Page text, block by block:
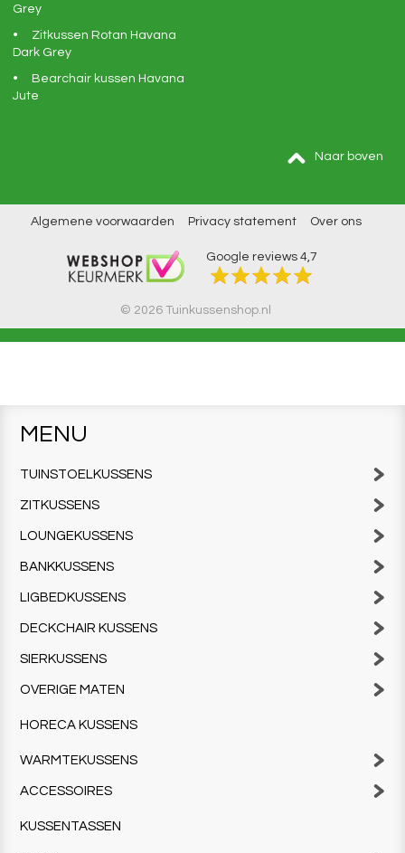
Grey
Zitkussen Rotan Havana
Dark Grey
Bearchair kussen Havana
Jute
Naar boven
Algemene voorwaarden Privacy statement Over ons
Google reviews 4,7
© 2026 Tuinkussenshop.nl
MENU
TUINSTOELKUSSENS
ZITKUSSENS
LOUNGEKUSSENS
BANKKUSSENS
LIGBEDKUSSENS
DECKCHAIR KUSSENS
SIERKUSSENS
OVERIGE MATEN
HORECA KUSSENS
WARMTEKUSSENS
ACCESSOIRES
KUSSENTASSEN